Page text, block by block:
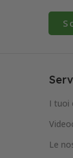
I tuoi
Le